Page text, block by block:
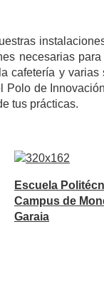
necesarias para
cafetería y varias
de
tus prácticas.
Escuela
Campus de
Garaia